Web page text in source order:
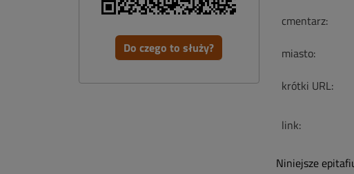
Do czego to służy?
cmentarz:
miasto:
krótki URL:
link:
Niniejsze